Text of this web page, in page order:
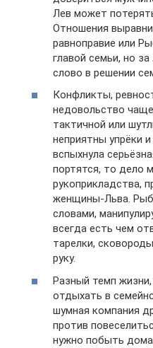
Лев может
Отношения
равноправие или
главой семьи, но
слово в решении
Конфликты,
недовольство
тактичной или
неприятны упрёки
вспыхнула
портятся, то дело
рукоприкладства,
женщины-Льва.
словами,
всегда есть чем
тарелки,
руку.
Разный темп
отдыхать в
шумная компания
против
нужно побыть дома